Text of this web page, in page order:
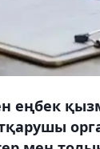
еңбек